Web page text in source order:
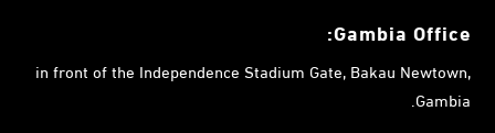
Gambia Office:
in front of the Independence Stadium Gate, Bakau Newtown,
Gambia.